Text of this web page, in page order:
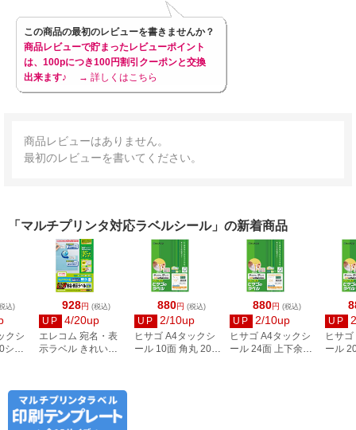
この商品の最初のレビューを書きませんか？
商品レビューで貯まったレビューポイント
は、100pにつき100円割引クーポンと交換
出来ます♪
→ 詳しくはこちら
商品レビューはありません。
最初のレビューを書いてください。
「マルチプリンタ対応ラベルシール」の新着商品
928円 (税込)
UP 4/20up
エレコム 宛名・表
示ラベル きれい貼
880円 (税込)
UP 2/10up
ヒサゴ A4タックシ
ール 10面 角丸 20シ
880円 (税込)
UP 2/10up
ヒサゴ A4タックシ
ール 24面 上下余白
UP
ヒサ
ール
込)
クシ
シー